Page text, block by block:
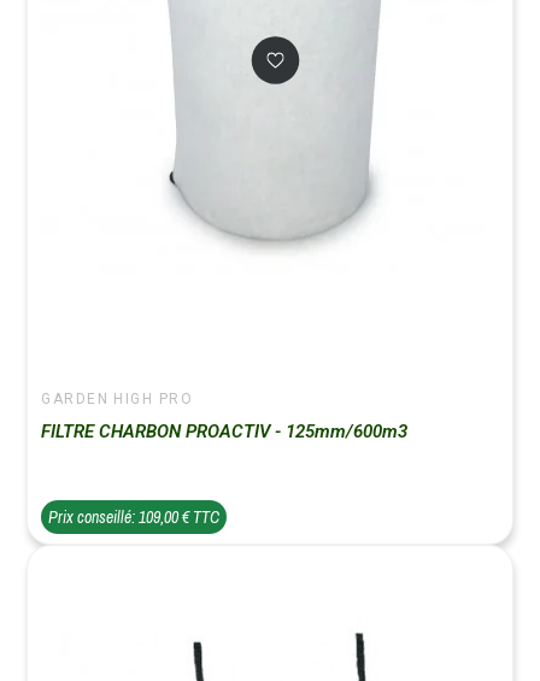
GARDEN HIGH PRO
FILTRE CHARBON PROACTIV - 125mm/600m3
Prix conseillé: 109,00 € TTC